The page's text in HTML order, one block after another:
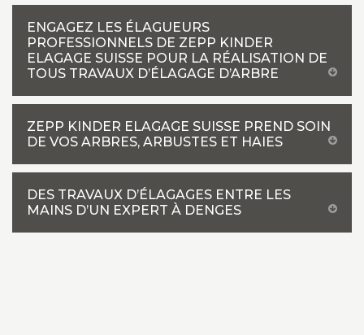
ENGAGEZ LES ÉLAGUEURS
PROFESSIONNELS DE ZEPP KINDER
ELAGAGE SUISSE POUR LA RÉALISATION DE
TOUS TRAVAUX D’ÉLAGAGE D’ARBRE
ZEPP KINDER ELAGAGE SUISSE PREND SOIN
DE VOS ARBRES, ARBUSTES ET HAIES
DES TRAVAUX D’ÉLAGAGES ENTRE LES
MAINS D’UN EXPERT À DENGES